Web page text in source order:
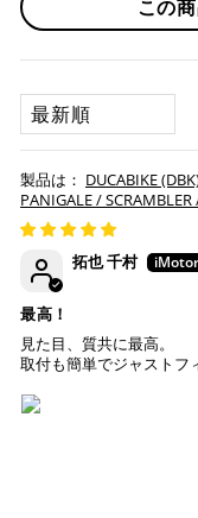
※ 分割払い、
場合のみご利用
※ American
す。
※ Diners Clubは
ボ払いのみご利
※ 手数料、利
ので、事前にご
楽天ペイ
取り寄せ商品が揃っ
お取り寄せの場合
・商品ページの納期
早まる場合もござい
・運送状況や繁忙期
配送送料について
１回のご注文で商品
は、送料が無料とな
この
DUCABIKE
PANIGALE /
拓也 千村
最高！
見た目、質共に最高。
取付も簡単でジャストフ